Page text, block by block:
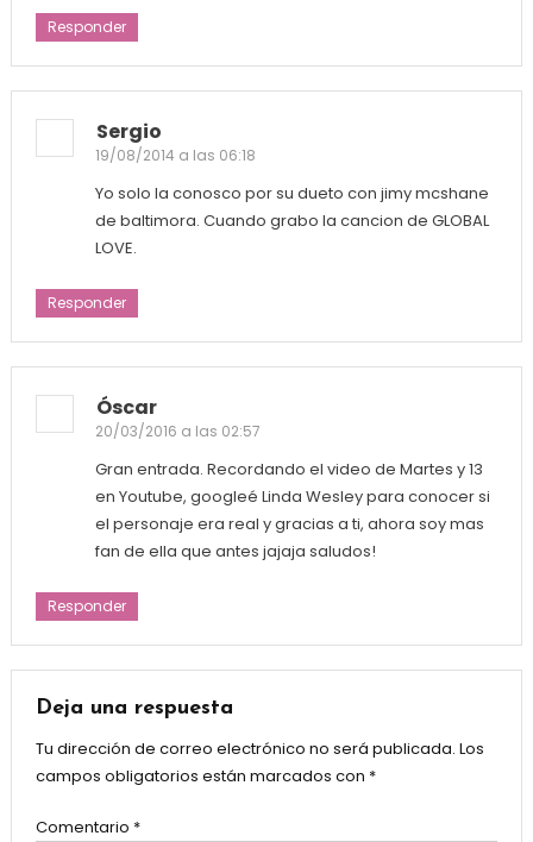
Responder
Sergio
19/08/2014 a las 06:18
Yo solo la conosco por su dueto con jimy mcshane
de baltimora. Cuando grabo la cancion de GLOBAL
LOVE.
Responder
Óscar
20/03/2016 a las 02:57
Gran entrada. Recordando el video de Martes y 13
en Youtube, googleé Linda Wesley para conocer si
el personaje era real y gracias a ti, ahora soy mas
fan de ella que antes jajaja saludos!
Responder
Deja una respuesta
Tu dirección de correo electrónico no será publicada. Los
campos obligatorios están marcados con *
Comentario *